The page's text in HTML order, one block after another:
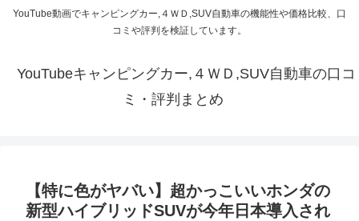
YouTube動画でキャンピングカー,４ＷＤ,SUV自動車の機能性や価格比較、口
コミや評判を検証しています。
YouTubeキャンピングカー,４ＷＤ,SUV自動車の口コ
ミ・評判まとめ
【特に色がヤバい】超かっこいいホンダの
新型ハイブリッドSUVが今年日本導入され